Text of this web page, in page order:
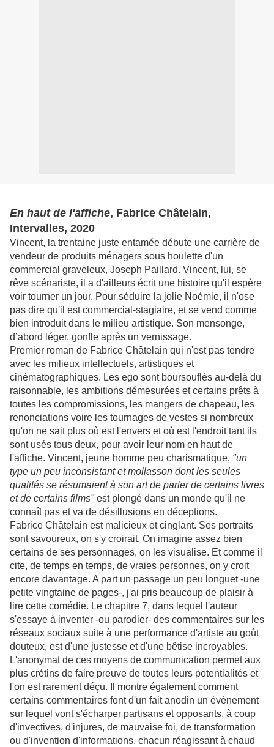
En haut de l'affiche, Fabrice Châtelain,
Intervalles, 2020
Vincent, la trentaine juste entamée débute une carrière de
vendeur de produits ménagers sous houlette d'un
commercial graveleux, Joseph Paillard. Vincent, lui, se
rêve scénariste, il a d'ailleurs écrit une histoire qu'il espère
voir tourner un jour. Pour séduire la jolie Noémie, il n'ose
pas dire qu'il est commercial-stagiaire, et se vend comme
bien introduit dans le milieu artistique. Son mensonge,
d’abord léger, gonfle après un vernissage.
Premier roman de Fabrice Châtelain qui n'est pas tendre
avec les milieux intellectuels, artistiques et
cinématographiques. Les ego sont boursouflés au-delà du
raisonnable, les ambitions démesurées et certains prêts à
toutes les compromissions, les mangers de chapeau, les
renonciations voire les tournages de vestes si nombreux
qu'on ne sait plus où est l'envers et où est l'endroit tant ils
sont usés tous deux, pour avoir leur nom en haut de
l'affiche. Vincent, jeune homme peu charismatique, "un
type un peu inconsistant et mollasson dont les seules
qualités se résumaient à son art de parler de certains livres
et de certains films"est plongé dans un monde qu'il ne
connaît pas et va de désillusions en déceptions.
Fabrice Châtelain est malicieux et cinglant. Ses portraits
sont savoureux, on s'y croirait. On imagine assez bien
certains de ses personnages, on les visualise. Et comme il
cite, de temps en temps, de vraies personnes, on y croit
encore davantage. A part un passage un peu longuet -une
petite vingtaine de pages-, j'ai pris beaucoup de plaisir à
lire cette comédie. Le chapitre 7, dans lequel l'auteur
s'essaye à inventer -ou parodier- des commentaires sur les
réseaux sociaux suite à une performance d'artiste au goût
douteux, est d'une justesse et d'une bêtise incroyables.
L'anonymat de ces moyens de communication permet aux
plus crétins de faire preuve de toutes leurs potentialités et
l'on est rarement déçu. Il montre également comment
certains commentaires font d'un fait anodin un événement
sur lequel vont s'écharper partisans et opposants, à coup
d'invectives, d'injures, de mauvaise foi, de transformation
ou d'invention d'informations, chacun réagissant à chaud